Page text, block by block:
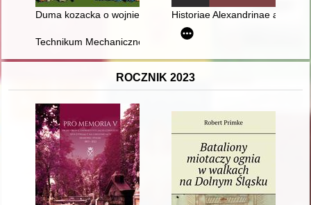
Duma kozacka o wojnie z Kozakami” : zapomniany zabytek
Historiae Alexandrinae atque
Technikum Mechaniczne w Tarnowie : panorama historyczna
ROCZNIK 2023